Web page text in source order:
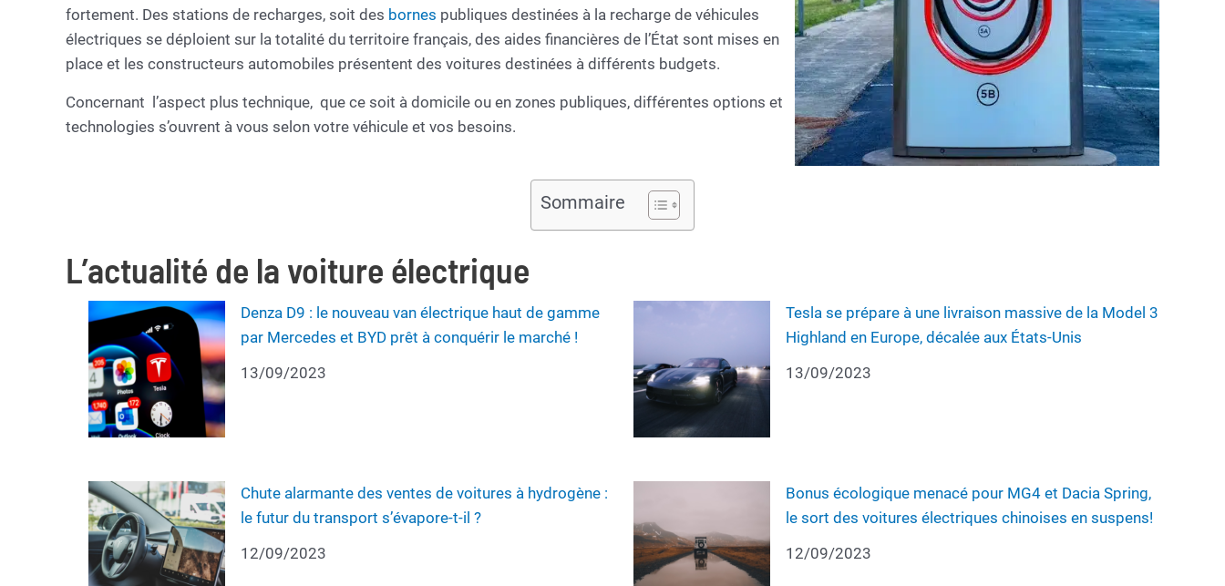
fortement. Des stations de recharges, soit des bornes publiques destinées à la recharge de véhicules
électriques se déploient sur la totalité du territoire français, des aides financières de l’État sont mises en
place et les constructeurs automobiles présentent des voitures destinées à différents budgets.
Concernant l’aspect plus technique, que ce soit à domicile ou en zones publiques, différentes options et
technologies s’ouvrent à vous selon votre véhicule et vos besoins.
Sommaire
L’actualité de la voiture électrique
Denza D9 : le nouveau van électrique haut de gamme
par Mercedes et BYD prêt à conquérir le marché !
13/09/2023
Tesla se prépare à une livraison massive de la Model 3
Highland en Europe, décalée aux États-Unis
13/09/2023
Chute alarmante des ventes de voitures à hydrogène :
le futur du transport s’évapore-t-il ?
12/09/2023
Bonus écologique menacé pour MG4 et Dacia Spring,
le sort des voitures électriques chinoises en suspens!
12/09/2023